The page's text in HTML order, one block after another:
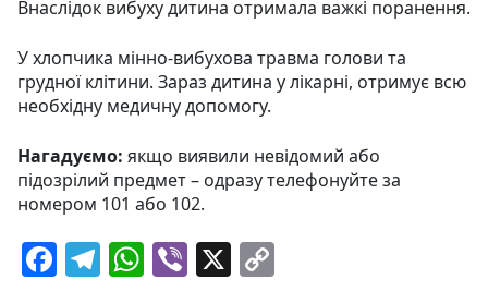
Внаслідок вибуху дитина отримала важкі поранення.
У хлопчика мінно-вибухова травма голови та
грудної клітини. Зараз дитина у лікарні, отримує всю
необхідну медичну допомогу.
Нагадуємо: якщо виявили невідомий або
підозрілий предмет – одразу телефонуйте за
номером 101 або 102.
F T W Vi X